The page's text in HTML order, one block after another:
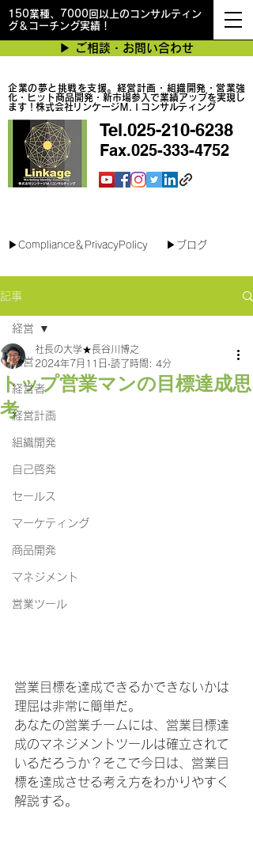
150業種、7000回以上のコンサルティン
グ＆コーチング実績！
企業の夢と挑戦を支援。経営計画・組織開発・営業強
化・ヒット商品開発・新市場参入で業績アップを実現し
ます！株式会社リンケージＭ.Ｉコンサルティング
▶︎ ご相談・お問い合わせ
Tel.025-210-6238
Fax.025-333-4752
▶︎Compliance＆PrivacyPolicy ▶︎ブログ
記事
経営
経営者
経営計画
組織開発
自己啓発
セールス
マーケティング
商品開発
マネジメント
営業ツール
経営
トップ営業マンの目標達成思
考
社長の大学★長谷川博之
2024年7月11日 読了時間: 4分
営業目標を達成できるかできないかは
理屈は非常に簡単だ。
あなたの営業チームには、営業目標達
成のマネジメントツールは確立されて
いるだろうか？そこで今日は、営業目
標を達成させる考え方をわかりやすく
解説する。